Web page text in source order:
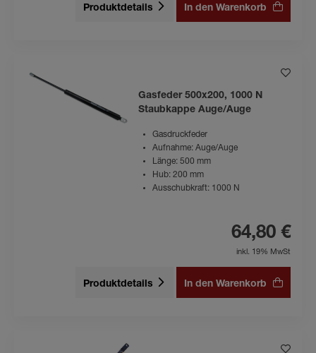
Produktdetails In den Warenkorb
Gasfeder 500x200, 1000 N
Staubkappe Auge/Auge
Gasdruckfeder
Aufnahme: Auge/Auge
Länge: 500 mm
Hub: 200 mm
Ausschubkraft: 1000 N
64,80 €
inkl. 19% MwSt
Produktdetails In den Warenkorb